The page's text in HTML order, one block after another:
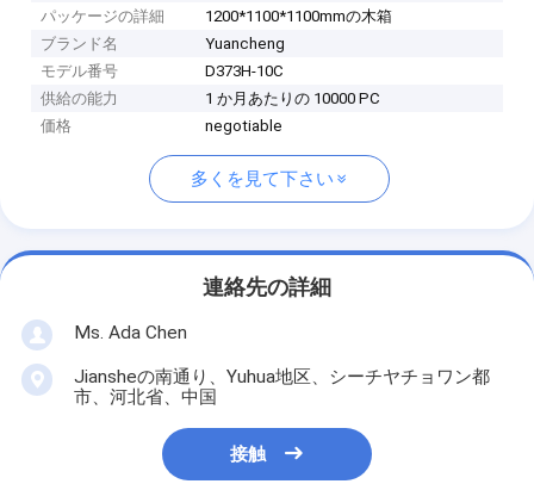
パッケージの詳細
1200*1100*1100mmの木箱
ブランド名
Yuancheng
モデル番号
D373H-10C
供給の能力
1 か月あたりの 10000 PC
価格
negotiable
多くを見て下さい
連絡先の詳細
Ms. Ada Chen
Jiansheの南通り、Yuhua地区、シーチヤチョワン都
市、河北省、中国
接触